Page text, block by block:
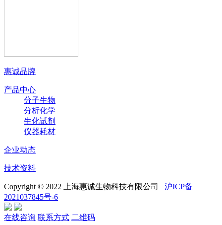
惠诚品牌
产品中心
分子生物
分析化学
生化试剂
仪器耗材
企业动态
技术资料
Copyright © 2022 上海惠诚生物科技有限公司 沪ICP备
2021037845号-6
在线咨询 联系方式 二维码